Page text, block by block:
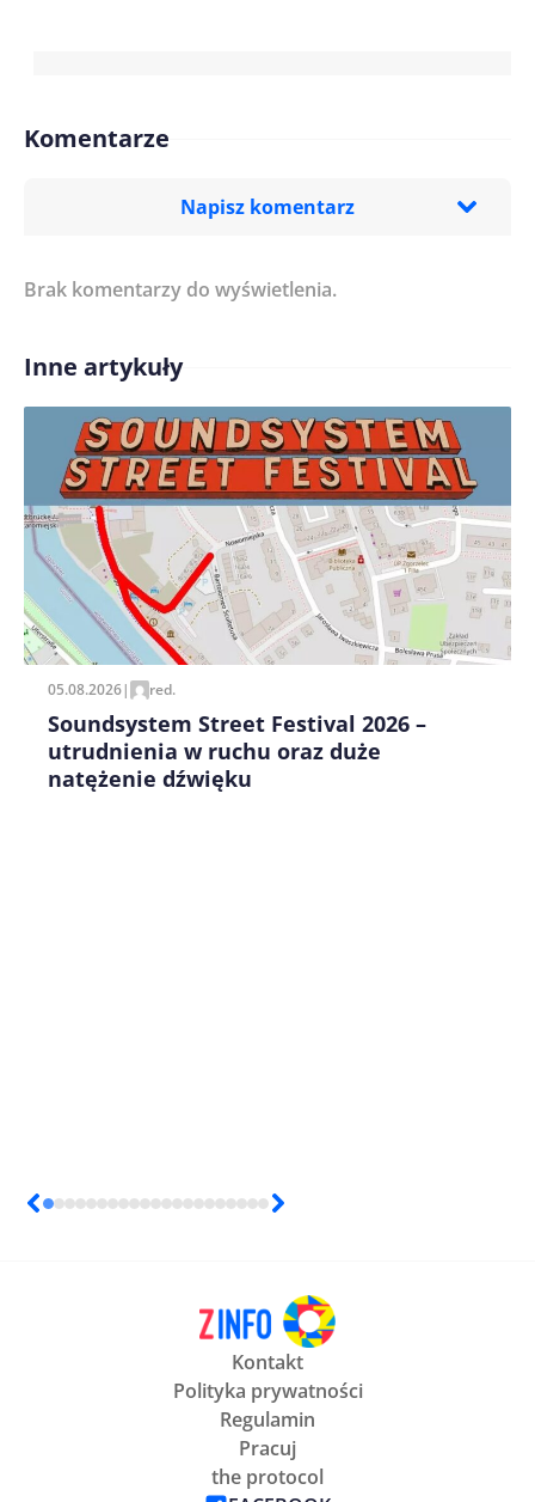
Komentarze
Napisz komentarz
Treść komentarza*
Imię/ Nick*
Zapamiętaj moje dane w tej przeglądarce podczas
pisania kolejnych komentarzy.
Brak komentarzy do wyświetlenia.
Inne artykuły
05.08.2026| red.
Soundsystem Street Festival 2026 –
utrudnienia w ruchu oraz duże
natężenie dźwięku
Kontakt
Polityka prywatności
Regulamin
Pracuj
the protocol